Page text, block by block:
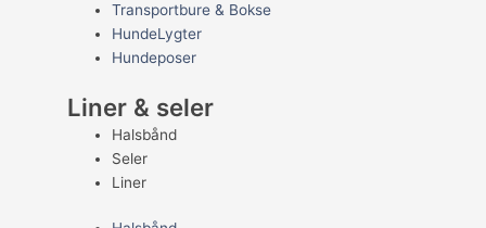
Transportbure & Bokse
HundeLygter
Hundeposer
Liner & seler
Halsbånd
Seler
Liner